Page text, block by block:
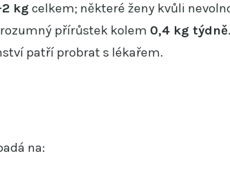
kg celkem; některé ženy kvůli
přírůstek kolem 0,4 kg týdně
patří probrat s lékařem.
na: